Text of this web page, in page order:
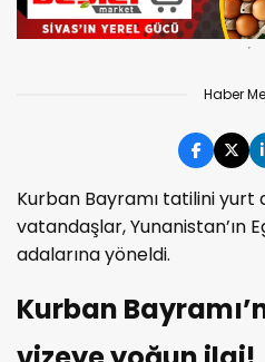
Haber
Kurban Bayramı tatilini yurt
vatandaşlar, Yunanistan’ın
adalarına yöneldi.
Kurban